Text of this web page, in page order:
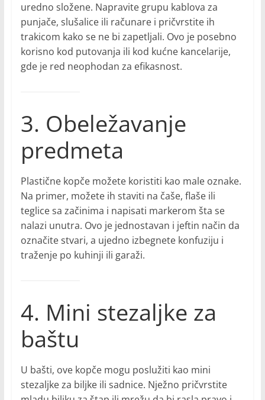
uredno složene. Napravite grupu kablova za
punjače, slušalice ili računare i pričvrstite ih
trakicom kako se ne bi zapetljali. Ovo je posebno
korisno kod putovanja ili kod kućne kancelarije,
gde je red neophodan za efikasnost.
3. Obeležavanje
predmeta
Plastične kopče možete koristiti kao male oznake.
Na primer, možete ih staviti na čaše, flaše ili
teglice sa začinima i napisati markerom šta se
nalazi unutra. Ovo je jednostavan i jeftin način da
označite stvari, a ujedno izbegnete konfuziju i
traženje po kuhinji ili garaži.
4. Mini stezaljke za
baštu
U bašti, ove kopče mogu poslužiti kao mini
stezaljke za biljke ili sadnice. Nježno pričvrstite